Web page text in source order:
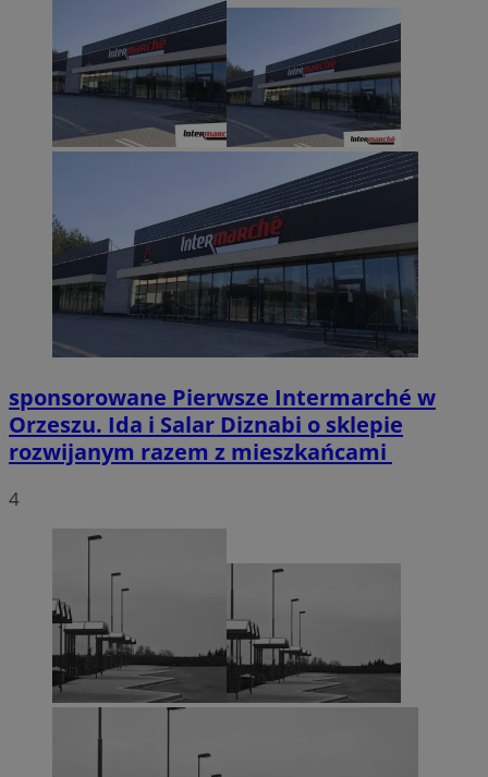
sponsorowane Pierwsze Intermarché w
Orzeszu. Ida i Salar Diznabi o sklepie
rozwijanym razem z mieszkańcami
4